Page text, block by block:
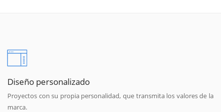
Diseño personalizado
Proyectos con su propia personalidad, que transmita los valores de la
marca.